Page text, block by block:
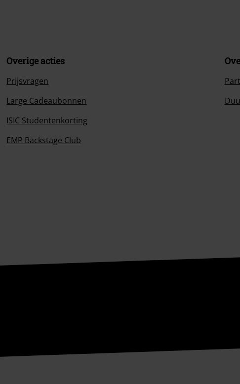
Overige acties
Prijsvragen
Large Cadeaubonnen
ISIC Studentenkorting
EMP Backstage Club